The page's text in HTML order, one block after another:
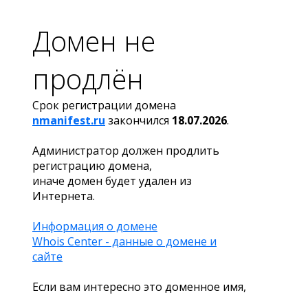
Домен не
продлён
Срок регистрации домена
nmanifest.ru закончился 18.07.2026.
Администратор должен продлить
регистрацию домена,
иначе домен будет удален из
Интернета.
Информация о домене
Whois Center - данные о домене и
сайте
Если вам интересно это доменное имя,